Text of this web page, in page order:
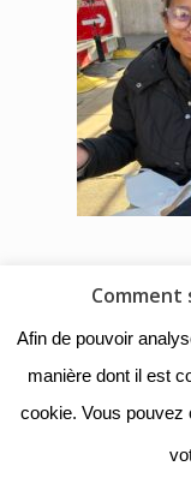
©
Comment
Afin de pouvoir
manière dont il est
cookie. Vous pouvez